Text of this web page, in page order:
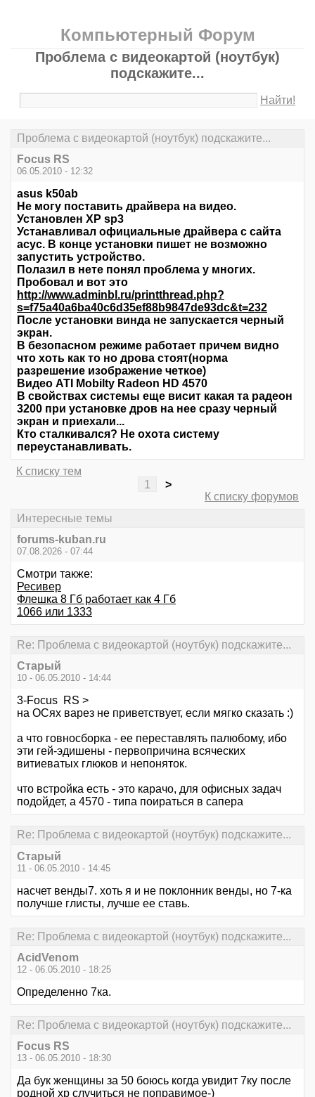
Компьютерный Форум
Проблема с видеокартой (ноутбук)
подскажите...
Найти!
Проблема с видеокартой (ноутбук) подскажите...
Focus RS
06.05.2010 - 12:32
asus k50ab
Не могу поставить драйвера на видео.
Установлен XP sp3
Устанавливал официальные драйвера с сайта
асус. В конце установки пишет не возможно
запустить устройство.
Полазил в нете понял проблема у многих.
Пробовал и вот это
http://www.adminbl.ru/printthread.php?
s=f75a40a6ba40c6d35ef88b9847de93dc&t=232
После установки винда не запускается черный
экран.
В безопасном режиме работает причем видно
что хоть как то но дрова стоят(норма
разрешение изображение четкое)
Видео ATI Mobilty Radeon HD 4570
В свойствах системы еще висит какая та радеон
3200 при установке дров на нее сразу черный
экран и приехали...
Кто сталкивался? Не охота систему
переустанавливать.
К списку тем
1
>
К списку форумов
Интересные темы
forums-kuban.ru
07.08.2026 - 07:44
Смотри также:
Ресивер
Флешка 8 Гб работает как 4 Гб
1066 или 1333
Re: Проблема с видеокартой (ноутбук) подскажите...
Старый
10 - 06.05.2010 - 14:44
3-Focus RS >
на ОСях варез не приветствует, если мягко сказать :)
а что говносборка - ее переставлять палюбому, ибо
эти гей-эдишены - первопричина всяческих
витиеватых глюков и непоняток.
что встройка есть - это карачо, для офисных задач
подойдет, а 4570 - типа поираться в сапера
Re: Проблема с видеокартой (ноутбук) подскажите...
Старый
11 - 06.05.2010 - 14:45
насчет венды7. хоть я и не поклонник венды, но 7-ка
получше глисты, лучше ее ставь.
Re: Проблема с видеокартой (ноутбук) подскажите...
AcidVenom
12 - 06.05.2010 - 18:25
Определенно 7ка.
Re: Проблема с видеокартой (ноутбук) подскажите...
Focus RS
13 - 06.05.2010 - 18:30
Да бук женщины за 50 боюсь когда увидит 7ку после
родной xp случиться не поправимое-)